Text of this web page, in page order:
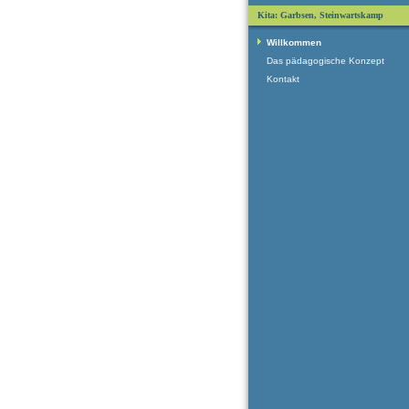
Kita: Garbsen, Steinwartskamp
Willkommen
Das pädagogische Konzept
Kontakt